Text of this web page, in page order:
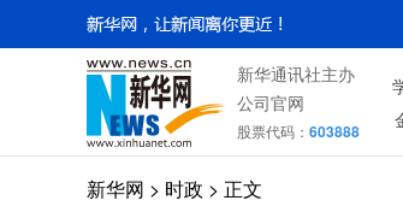
新华通讯社主办
公司官网
股票代码： 603888
新华网 > 时政 > 正文